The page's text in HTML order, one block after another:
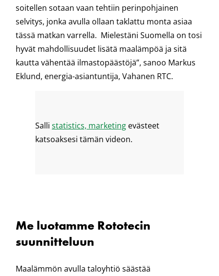
soitellen sotaan vaan tehtiin perinpohjainen
selvitys, jonka avulla ollaan taklattu monta asiaa
tässä matkan varrella. Mielestäni Suomella on tosi
hyvät mahdollisuudet lisätä maalämpöä ja sitä
kautta vähentää ilmastopäästöjä”, sanoo Markus
Eklund, energia-asiantuntija, Vahanen RTC.
Salli statistics, marketing evästeet
katsoaksesi tämän videon.
Me luotamme Rototecin
suunnitteluun
Maalämmön avulla taloyhtiö säästää